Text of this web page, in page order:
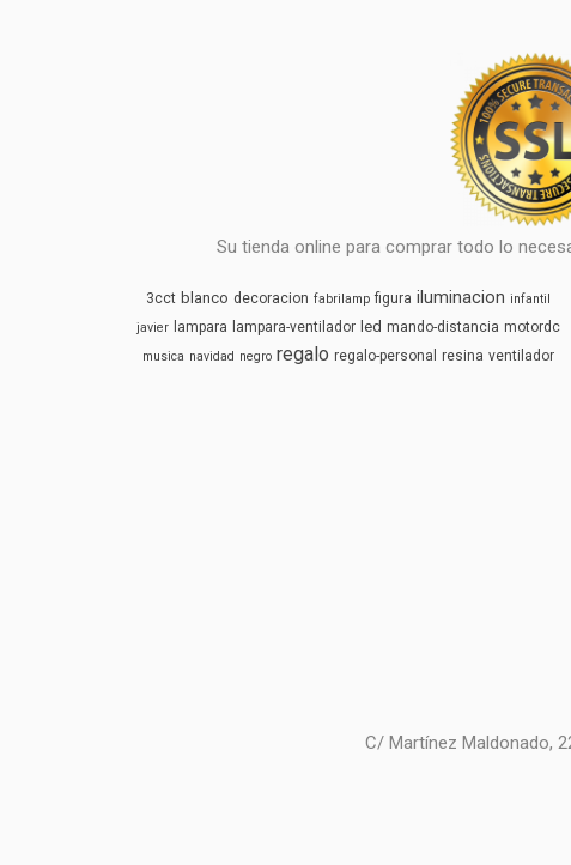
Su tienda online para comprar todo lo
3cct blanco decoracion fabrilamp figura iluminacion infantil
javier
lampara lampara-ventilador led mando-distancia motordc
musica navidad negro regalo regalo-personal resina ventilador
C/ Martínez Maldonado,